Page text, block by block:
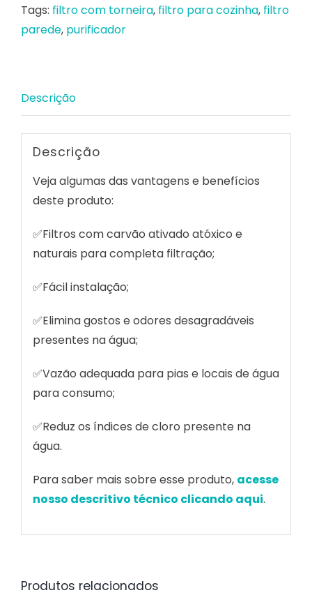
Tags: filtro com torneira, filtro para cozinha, filtro
parede, purificador
Descrição
Descrição
Veja algumas das vantagens e benefícios
deste produto:
✅Filtros com carvão ativado atóxico e
naturais para completa filtração;
✅Fácil instalação;
✅Elimina gostos e odores desagradáveis
presentes na água;
✅Vazão adequada para pias e locais de água
para consumo;
✅Reduz os índices de cloro presente na
água.
Para saber mais sobre esse produto, acesse
nosso descritivo técnico clicando aqui.
Produtos relacionados